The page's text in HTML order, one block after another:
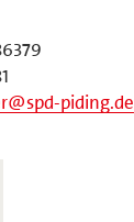
piding.de